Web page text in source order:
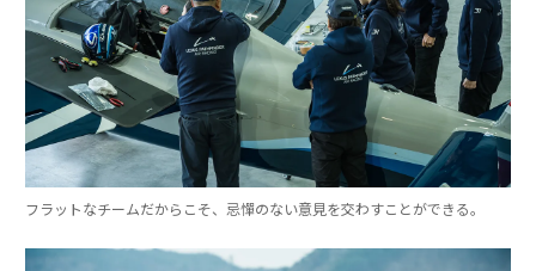
フラットなチームだからこそ、忌憚のない意見を交わすことができる。